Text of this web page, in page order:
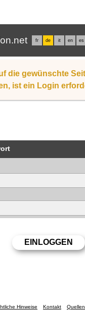
fr de it en es
die gewünschte
ist ein Login
Hinweise Kontakt